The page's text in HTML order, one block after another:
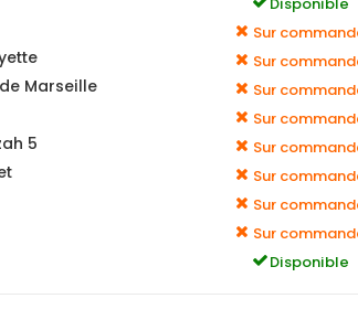
Disponible
Sur
Sur
Marseille Sur
Sur
5 Sur
Sur
Sur
Sur
Disponible